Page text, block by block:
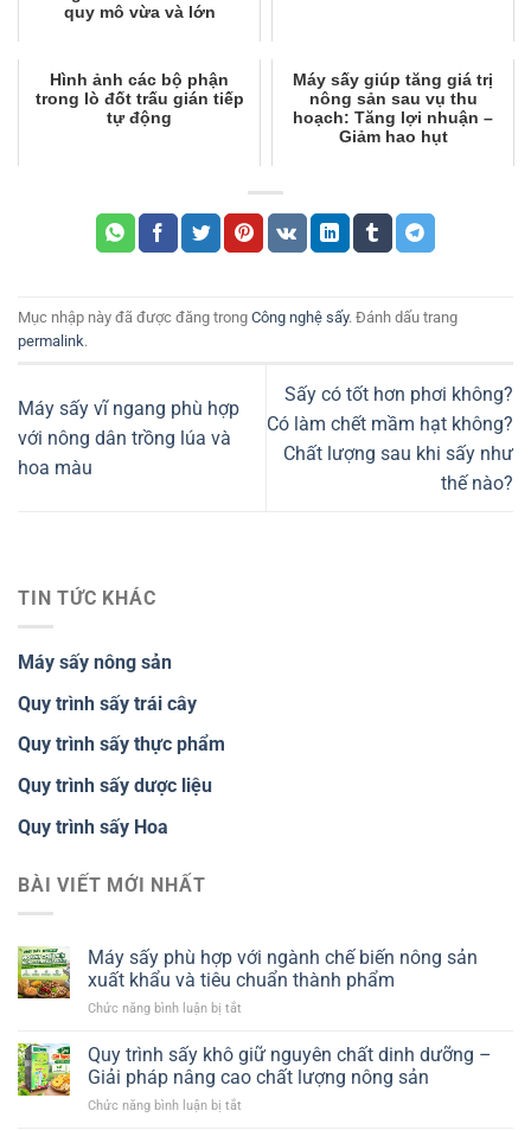
quy mô vừa và lớn
Hình ảnh các bộ phận
trong lò đốt trấu gián tiếp
tự động
Máy sấy giúp tăng giá trị
nông sản sau vụ thu
hoạch: Tăng lợi nhuận –
Giảm hao hụt
Mục nhập này đã được đăng trong Công nghệ sấy. Đánh dấu trang
permalink.
Máy sấy vĩ ngang phù hợp
với nông dân trồng lúa và
hoa màu
Sấy có tốt hơn phơi không?
Có làm chết mầm hạt không?
Chất lượng sau khi sấy như
thế nào?
TIN TỨC KHÁC
Máy sấy nông sản
Quy trình sấy trái cây
Quy trình sấy thực phẩm
Quy trình sấy dược liệu
Quy trình sấy Hoa
BÀI VIẾT MỚI NHẤT
Máy sấy phù hợp với ngành chế biến nông sản
xuất khẩu và tiêu chuẩn thành phẩm
Chức năng bình luận bị tắt
sấy
phù
hợp
Quy trình sấy khô giữ nguyên chất dinh dưỡng –
Giải pháp nâng cao chất lượng nông sản
Chức năng bình luận bị tắt